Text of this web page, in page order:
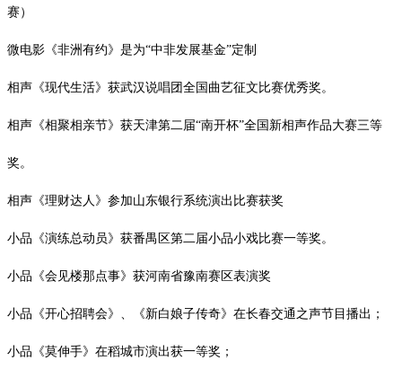
赛）
微电影《非洲有约》是为“中非发展基金”定制
相声《现代生活》获武汉说唱团全国曲艺征文比赛优秀奖。
相声《相聚相亲节》获天津第二届“南开杯”全国新相声作品大赛三等
奖。
相声《理财达人》参加山东银行系统演出比赛获奖
小品《演练总动员》获番禺区第二届小品小戏比赛一等奖。
小品《会见楼那点事》获河南省豫南赛区表演奖
小品《开心招聘会》、《新白娘子传奇》在长春交通之声节目播出；
小品《莫伸手》在稻城市演出获一等奖；